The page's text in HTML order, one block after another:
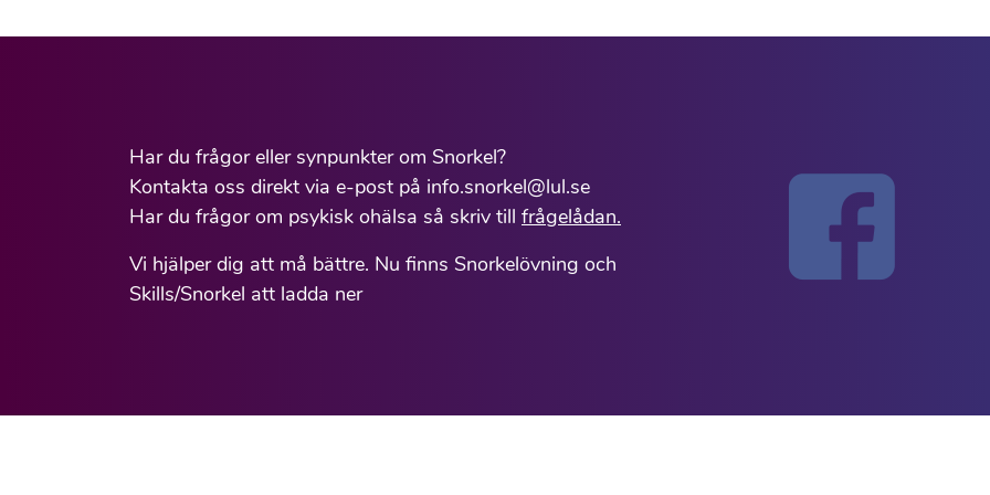
Har du frågor eller synpunkter om Snorkel?
Kontakta oss direkt via e-post på info.snorkel@lul.se
Har du frågor om psykisk ohälsa så skriv till frågelådan.
Vi hjälper dig att må bättre. Nu finns Snorkelövning och
Skills/Snorkel att ladda ner